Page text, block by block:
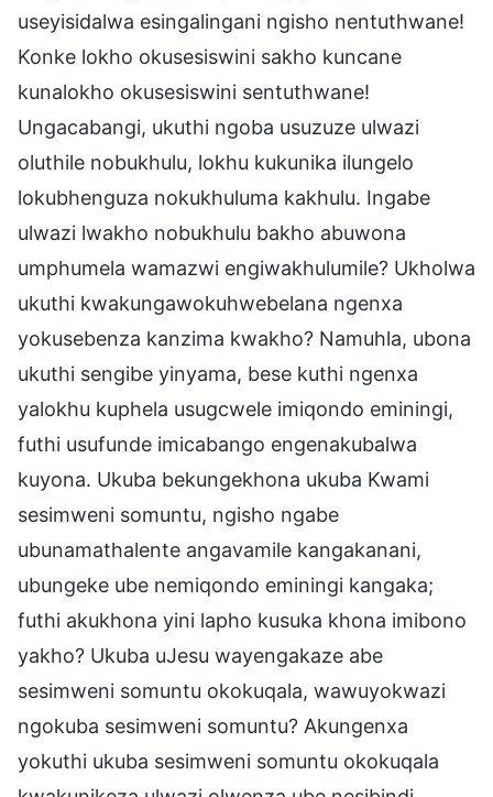
useyisidalwa esingalingani ngisho nentuthwane!
Konke lokho okusesiswini sakho kuncane
kunalokho okusesiswini sentuthwane!
Ungacabangi, ukuthi ngoba usuzuze ulwazi
oluthile nobukhulu, lokhu kukunika ilungelo
lokubhenguza nokukhuluma kakhulu. Ingabe
ulwazi lwakho nobukhulu bakho abuwona
umphumela wamazwi engiwakhulumile? Ukholwa
ukuthi kwakungawokuhwebelana ngenxa
yokusebenza kanzima kwakho? Namuhla, ubona
ukuthi sengibe yinyama, bese kuthi ngenxa
yalokhu kuphela usugcwele imiqondo eminingi,
futhi usufunde imicabango engenakubalwa
kuyona. Ukuba bekungekhona ukuba Kwami
sesimweni somuntu, ngisho ngabe
ubunamathalente angavamile kangakanani,
ubungeke ube nemiqondo eminingi kangaka;
futhi akukhona yini lapho kusuka khona imibono
yakho? Ukuba uJesu wayengakaze abe
sesimweni somuntu okokuqala, wawuyokwazi
ngokuba sesimweni somuntu? Akungenxa
yokuthi ukuba sesimweni somuntu okokuqala